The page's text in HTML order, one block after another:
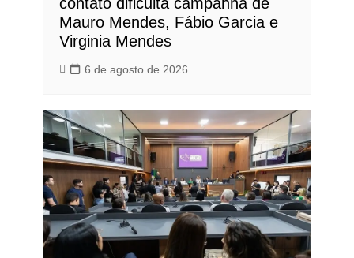
Mauro Mendes, Fábio Garcia e
Virginia Mendes
6 de agosto de 2026